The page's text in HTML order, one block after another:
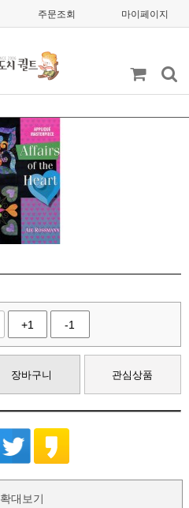
주문조회 마이페이지
+1 -1
장바구니 관심상품
확대보기